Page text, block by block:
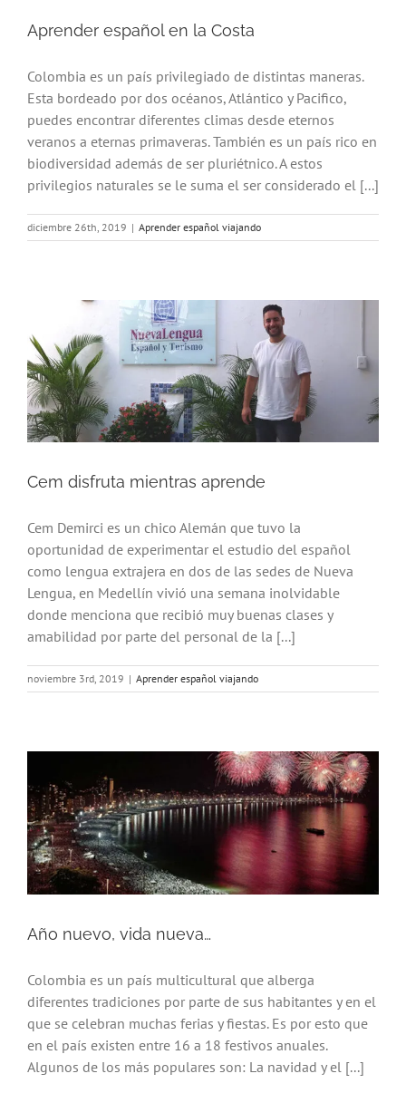
Aprender español en la Costa
Colombia es un país privilegiado de distintas maneras.
Esta bordeado por dos océanos, Atlántico y Pacifico,
puedes encontrar diferentes climas desde eternos
veranos a eternas primaveras. También es un país rico en
biodiversidad además de ser pluriétnico. A estos
privilegios naturales se le suma el ser considerado el [...]
diciembre 26th, 2019 | Aprender español viajando
Cem disfruta mientras aprende
Cem Demirci es un chico Alemán que tuvo la
oportunidad de experimentar el estudio del español
como lengua extrajera en dos de las sedes de Nueva
Lengua, en Medellín vivió una semana inolvidable
donde menciona que recibió muy buenas clases y
amabilidad por parte del personal de la [...]
noviembre 3rd, 2019 | Aprender español viajando
Año nuevo, vida nueva…
Colombia es un país multicultural que alberga
diferentes tradiciones por parte de sus habitantes y en el
que se celebran muchas ferias y fiestas. Es por esto que
en el país existen entre 16 a 18 festivos anuales.
Algunos de los más populares son: La navidad y el [...]